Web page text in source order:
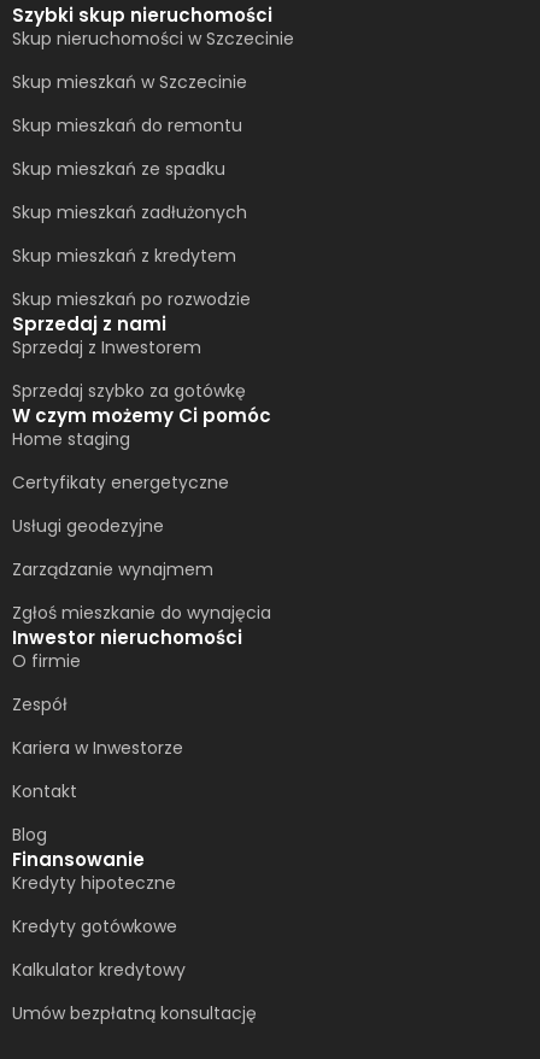
Szybki skup nieruchomości
Skup nieruchomości w Szczecinie
Skup mieszkań w Szczecinie
Skup mieszkań do remontu
Skup mieszkań ze spadku
Skup mieszkań zadłużonych
Skup mieszkań z kredytem
Skup mieszkań po rozwodzie
Sprzedaj z nami
Sprzedaj z Inwestorem
Sprzedaj szybko za gotówkę
W czym możemy Ci pomóc
Home staging
Certyfikaty energetyczne
Usługi geodezyjne
Zarządzanie wynajmem
Zgłoś mieszkanie do wynajęcia
Inwestor nieruchomości
O firmie
Zespół
Kariera w Inwestorze
Kontakt
Blog
Finansowanie
Kredyty hipoteczne
Kredyty gotówkowe
Kalkulator kredytowy
Umów bezpłatną konsultację​